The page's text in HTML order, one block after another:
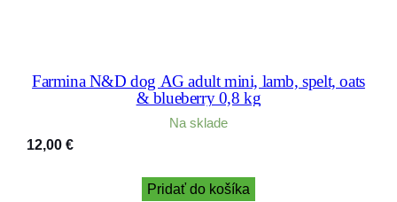
Farmina N&D dog AG adult mini, lamb, spelt, oats
& blueberry 0,8 kg
Na sklade
12,00 €
Pridať do košíka